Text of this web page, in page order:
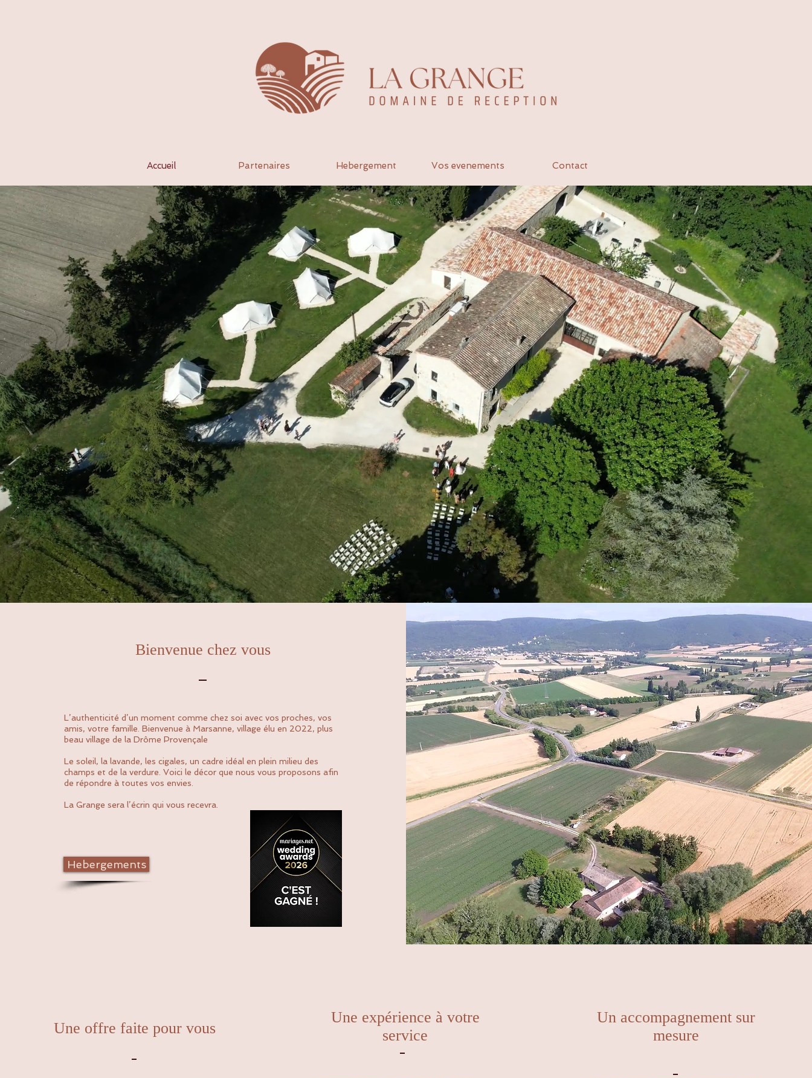
Accueil Partenaires Hebergement Vos evenements Contact
Bienvenue chez vous
L’authenticité d’un moment comme chez soi avec vos proches, vos
amis, votre famille. Bienvenue à Marsanne, village élu en 2022, plus
beau village de la Drôme Provençale
Le soleil, la lavande, les cigales, un cadre idéal en plein milieu des
champs et de la verdure. Voici le décor que nous vous proposons afin
de répondre à toutes vos envies.
La Grange sera l’écrin qui vous recevra.
Hebergements
Une offre faite pour vous
Une expérience à votre
service
Un accompagnement sur
mesure